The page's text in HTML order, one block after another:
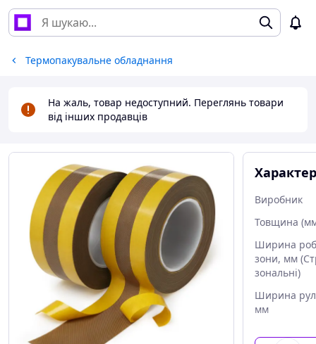
Термопакувальне обладнання
На жаль, товар недоступний. Переглянь товари
від інших продавців
Виробник
Товщина
Ширина
зони, мм
зональні)
Ширина
мм